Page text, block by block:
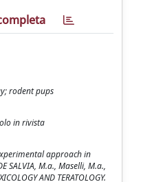
rodent pups
in rivista
approach in
SALVIA, M.a., Maselli, M.a.,
AND TERATOLOGY.